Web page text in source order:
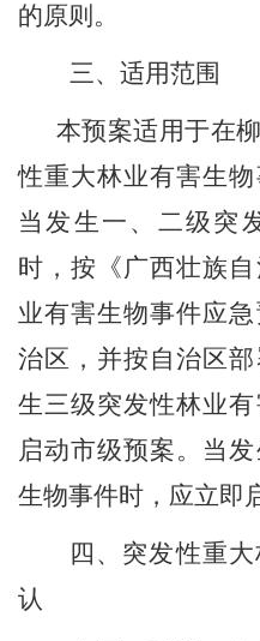
的原则。
三、适用范围
本预案适用于在
性重大林业有害生物
当发生一、二级突
时，按《广西壮族
业有害生物事件应
治区，并按自治区
生三级突发性林业
启动市级预案。当
生物事件时，应立即
四、 突发性重
认